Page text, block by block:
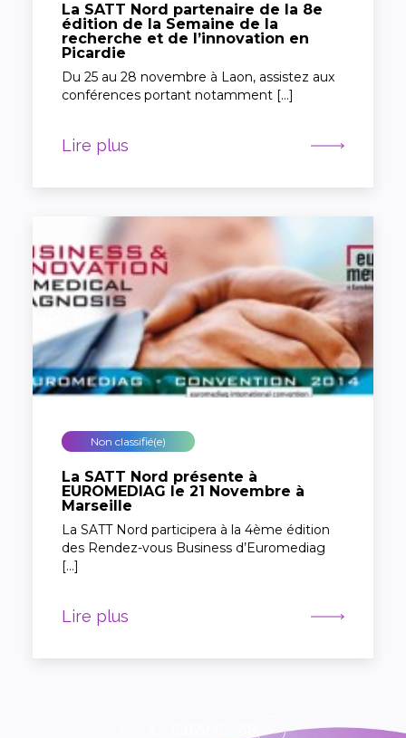
La SATT Nord partenaire de la 8e
édition de la Semaine de la
recherche et de l’innovation en
Picardie
Du 25 au 28 novembre à Laon, assistez aux
conférences portant notamment […]
Lire plus
Non classifié(e)
La SATT Nord présente à
EUROMEDIAG le 21 Novembre à
Marseille
La SATT Nord participera à la 4ème édition
des Rendez-vous Business d’Euromediag
[…]
Lire plus